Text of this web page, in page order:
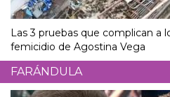
Las 3 pruebas que complican a
femicidio de Agostina Vega
FARÁNDULA